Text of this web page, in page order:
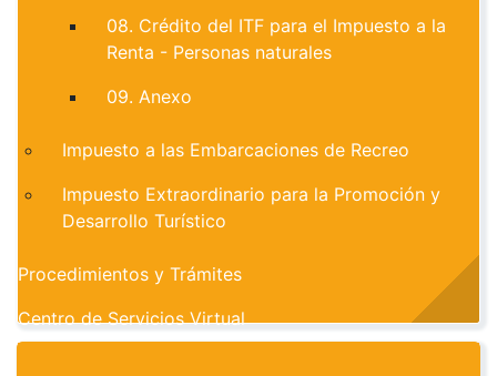
08. Crédito del ITF para el Impuesto a la
Renta - Personas naturales
09. Anexo
Impuesto a las Embarcaciones de Recreo
Impuesto Extraordinario para la Promoción y
Desarrollo Turístico
Procedimientos y Trámites
Centro de Servicios Virtual